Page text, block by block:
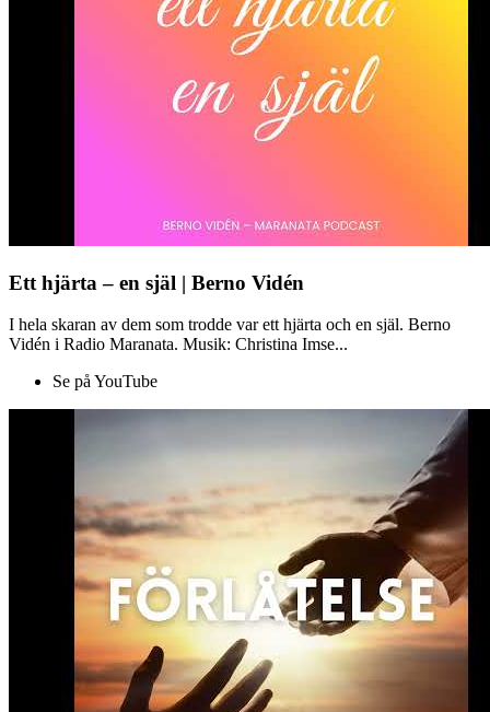
Ett hjärta – en själ | Berno Vidén
I hela skaran av dem som trodde var ett hjärta och en själ. Berno
Vidén i Radio Maranata. Musik: Christina Imse...
Se på YouTube